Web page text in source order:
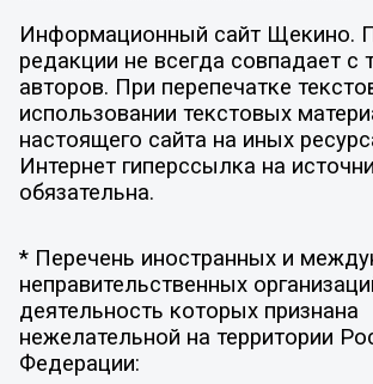
Информационный сайт Щекино.
редакции не всегда совпадает с
авторов. При перепечатке
использовании текстовых
настоящего сайта на иных
Интернет гиперссылка на
обязательна.
* Перечень иностранных и
неправительственных
деятельность которых признана
нежелательной на территории
Федерации: